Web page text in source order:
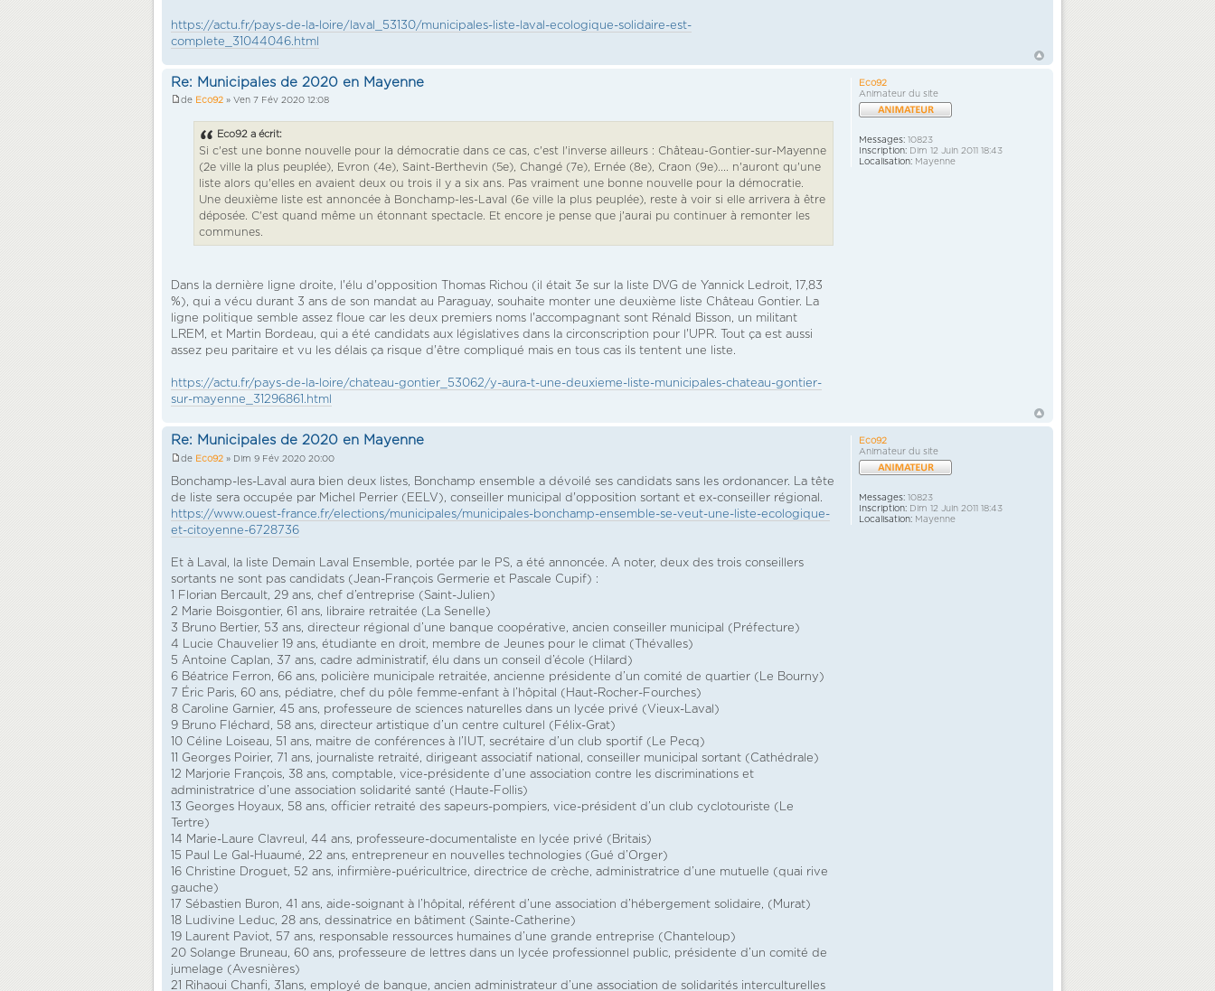
https://actu.fr/pays-de-la-loire/laval_53130/municipales-liste-laval-ecologique-solidaire-est-
complete_31044046.html
Re: Municipales de 2020 en Mayenne
de Eco92 » Ven 7 Fév 2020 12:08
Eco92 a écrit:
Si c'est une bonne nouvelle pour la démocratie dans ce cas, c'est l'inverse ailleurs : Château-Gontier-sur-Mayenne
(2e ville la plus peuplée), Evron (4e), Saint-Berthevin (5e), Changé (7e), Ernée (8e), Craon (9e).... n'auront qu'une
liste alors qu'elles en avaient deux ou trois il y a six ans. Pas vraiment une bonne nouvelle pour la démocratie.
Une deuxième liste est annoncée à Bonchamp-les-Laval (6e ville la plus peuplée), reste à voir si elle arrivera à être
déposée. C'est quand même un étonnant spectacle. Et encore je pense que j'aurai pu continuer à remonter les
communes.
Dans la dernière ligne droite, l'élu d'opposition Thomas Richou (il était 3e sur la liste DVG de Yannick Ledroit, 17,83
%), qui a vécu durant 3 ans de son mandat au Paraguay, souhaite monter une deuxième liste Château Gontier. La
ligne politique semble assez floue car les deux premiers noms l'accompagnant sont Rénald Bisson, un militant
LREM, et Martin Bordeau, qui a été candidats aux législatives dans la circonscription pour l'UPR. Tout ça est aussi
assez peu paritaire et vu les délais ça risque d'être compliqué mais en tous cas ils tentent une liste.
https://actu.fr/pays-de-la-loire/chateau-gontier_53062/y-aura-t-une-deuxieme-liste-municipales-chateau-gontier-
sur-mayenne_31296861.html
Eco92
Animateur du site
Messages: 10823
Inscription: Dim 12 Juin 2011 18:43
Localisation: Mayenne
Re: Municipales de 2020 en Mayenne
de Eco92 » Dim 9 Fév 2020 20:00
Bonchamp-les-Laval aura bien deux listes, Bonchamp ensemble a dévoilé ses candidats sans les ordonancer. La tête
de liste sera occupée par Michel Perrier (EELV), conseiller municipal d'opposition sortant et ex-conseiller régional.
https://www.ouest-france.fr/elections/municipales/municipales-bonchamp-ensemble-se-veut-une-liste-ecologique-
et-citoyenne-6728736
Et à Laval, la liste Demain Laval Ensemble, portée par le PS, a été annoncée. A noter, deux des trois conseillers
sortants ne sont pas candidats (Jean-François Germerie et Pascale Cupif) :
1 Florian Bercault, 29 ans, chef d’entreprise (Saint-Julien)
2 Marie Boisgontier, 61 ans, libraire retraitée (La Senelle)
3 Bruno Bertier, 53 ans, directeur régional d’une banque coopérative, ancien conseiller municipal (Préfecture)
4 Lucie Chauvelier 19 ans, étudiante en droit, membre de Jeunes pour le climat (Thévalles)
5 Antoine Caplan, 37 ans, cadre administratif, élu dans un conseil d’école (Hilard)
6 Béatrice Ferron, 66 ans, policière municipale retraitée, ancienne présidente d’un comité de quartier (Le Bourny)
7 Éric Paris, 60 ans, pédiatre, chef du pôle femme-enfant à l’hôpital (Haut-Rocher-Fourches)
8 Caroline Garnier, 45 ans, professeure de sciences naturelles dans un lycée privé (Vieux-Laval)
9 Bruno Fléchard, 58 ans, directeur artistique d’un centre culturel (Félix-Grat)
10 Céline Loiseau, 51 ans, maitre de conférences à l’IUT, secrétaire d’un club sportif (Le Pecq)
11 Georges Poirier, 71 ans, journaliste retraité, dirigeant associatif national, conseiller municipal sortant (Cathédrale)
12 Marjorie François, 38 ans, comptable, vice-présidente d’une association contre les discriminations et
administratrice d’une association solidarité santé (Haute-Follis)
13 Georges Hoyaux, 58 ans, officier retraité des sapeurs-pompiers, vice-président d’un club cyclotouriste (Le
Tertre)
14 Marie-Laure Clavreul, 44 ans, professeure-documentaliste en lycée privé (Britais)
15 Paul Le Gal-Huaumé, 22 ans, entrepreneur en nouvelles technologies (Gué d’Orger)
16 Christine Droguet, 52 ans, infirmière-puéricultrice, directrice de crèche, administratrice d’une mutuelle (quai rive
gauche)
17 Sébastien Buron, 41 ans, aide-soignant à l’hôpital, référent d’une association d’hébergement solidaire, (Murat)
18 Ludivine Leduc, 28 ans, dessinatrice en bâtiment (Sainte-Catherine)
19 Laurent Paviot, 57 ans, responsable ressources humaines d’une grande entreprise (Chanteloup)
20 Solange Bruneau, 60 ans, professeure de lettres dans un lycée professionnel public, présidente d’un comité de
jumelage (Avesnières)
21 Rihaoui Chanfi, 31ans, employé de banque, ancien administrateur d’une association de solidarités interculturelles
Eco92
Animateur du site
Messages: 10823
Inscription: Dim 12 Juin 2011 18:43
Localisation: Mayenne